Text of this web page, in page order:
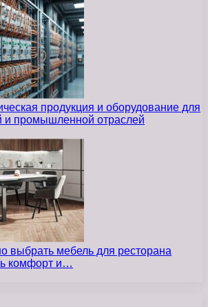
продукция и оборудование для
и промышленной отраслей
выбрать мебель для ресторана
комфорт и…